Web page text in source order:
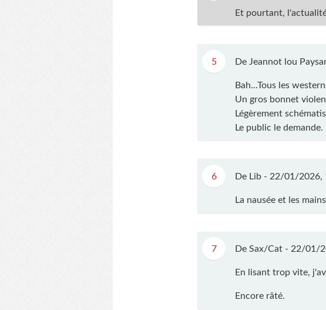
Et pourtant,
5 De Jeannot lou
Bah...Tous les
Un gros bonnet
Légèrement
Le public le demande.
6 De Lib - 22/01/2026,
La nausée et les
7 De Sax/Cat - 22/01/
En lisant trop vite,
Encore râté.